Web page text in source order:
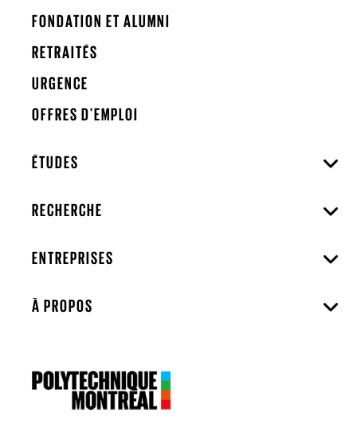
FONDATION ET ALUMNI
RETRAITÉS
URGENCE
OFFRES D'EMPLOI
ÉTUDES
RECHERCHE
ENTREPRISES
À PROPOS